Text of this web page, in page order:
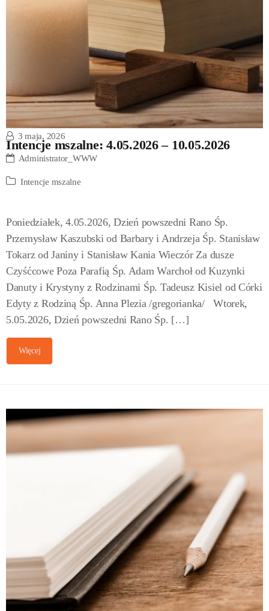
Intencje mszalne: 4.05.2026 – 10.05.2026
3 maja, 2026
Administrator_WWW
Intencje mszalne
Poniedziałek, 4.05.2026, Dzień powszedni Rano Śp.
Przemysław Kaszubski od Barbary i Andrzeja Śp. Stanisław
Tokarz od Janiny i Stanisław Kania Wieczór Za dusze
Czyśćcowe Poza Parafią Śp. Adam Warchoł od Kuzynki
Danuty i Krystyny z Rodzinami Śp. Tadeusz Kisiel od Córki
Edyty z Rodziną Śp. Anna Plezia /gregorianka/ Wtorek,
5.05.2026, Dzień powszedni Rano Śp. […]
Więcej